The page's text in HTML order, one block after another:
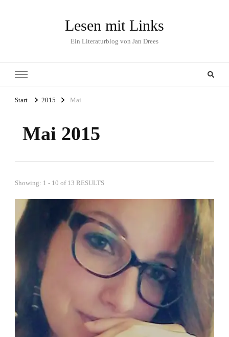
Lesen mit Links
Ein Literaturblog von Jan Drees
Start 2015 Mai
Mai 2015
Showing: 1 - 10 of 13 RESULTS